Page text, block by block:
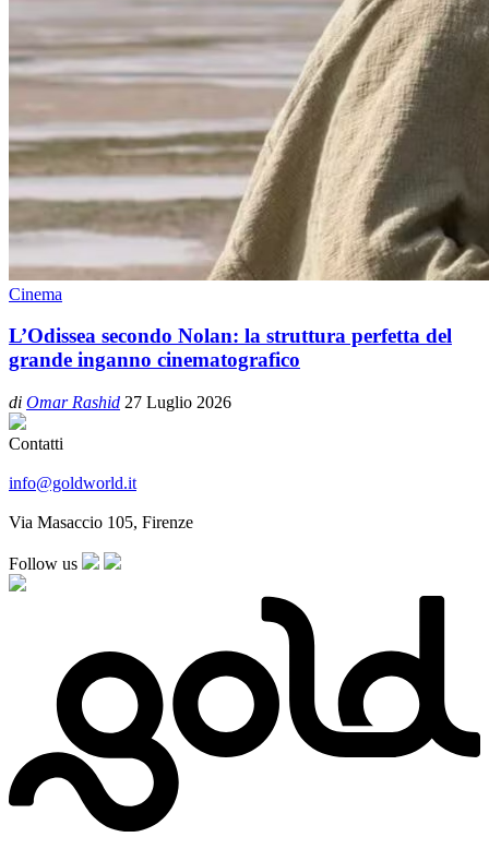
Cinema
L’Odissea secondo Nolan: la struttura perfetta del
grande inganno cinematografico
di Omar Rashid 27 Luglio 2026
Contatti
info@goldworld.it
Via Masaccio 105, Firenze
Follow us